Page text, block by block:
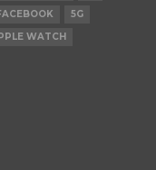
5G
WATCH